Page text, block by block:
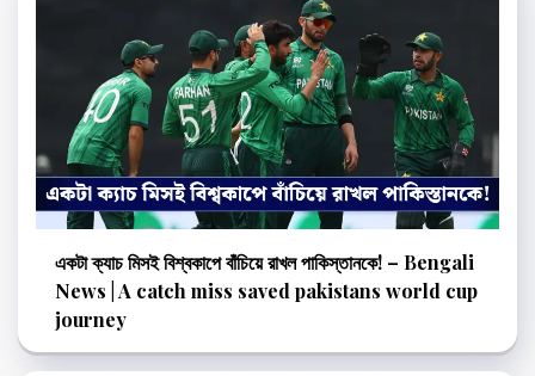
একটা ক্যাচ মিসই বিশ্বকাপে বাঁচিয়ে রাখল পাকিস্তানকে! – Bengali
News | A catch miss saved pakistans world cup
journey